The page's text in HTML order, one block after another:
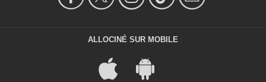
ALLOCINÉ SUR MOBILE